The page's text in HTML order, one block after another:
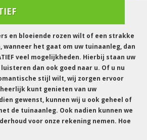
en bloeiende rozen wilt of een strakke
wanneer het gaat om uw tuinaanleg, dan
veel mogelijkheden. Hierbij staan uw
dan ook goed naar u. Of u nu
stijl wilt, wij zorgen ervoor
kunt genieten van uw
gewenst, kunnen wij u ook geheel of
de tuinaanleg. Ook nadien kunnen we
voor onze rekening nemen. Hoe